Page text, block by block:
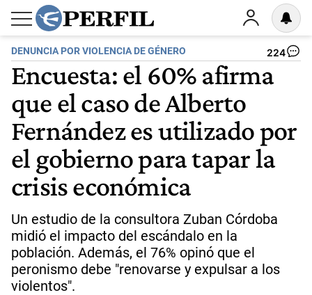
DENUNCIA POR VIOLENCIA DE GÉNERO 224
Encuesta: el 60% afirma
que el caso de Alberto
Fernández es utilizado por
el gobierno para tapar la
crisis económica
Un estudio de la consultora Zuban Córdoba
midió el impacto del escándalo en la
población. Además, el 76% opinó que el
peronismo debe "renovarse y expulsar a los
violentos".